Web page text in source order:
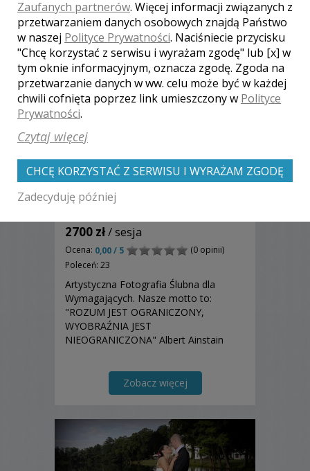
wymagających.
Andrzej - Koszalin
2700 zł/ sesja
Ocena: 0,00 / 5
(0 opinii)
Poleceń: 23
Artystyczna Fotografia Ślubna dla
Wymagających. Nasze motto to:
"ROZUM JEST OGRANICZONY,
WYOBRAŹNIA JEST
NIEOGRANICZONA" Albert Ainstain
Zobacz więcej
Zaufanych partnerów. Więcej informacji związanych z
przetwarzaniem danych osobowych znajdą Państwo
w naszej Polityce Prywatności. Naciśniecie przycisku
"Chcę korzystać z serwisu i wyrażam zgodę" lub [x] w
tym oknie informacyjnym, oznacza zgodę. Zgoda na
przetwarzanie danych w ww. celu może być w każdej
chwili cofnięta poprzez link umieszczony w Polityce
Prywatności.
Czytaj więcej
CHCĘ KORZYSTAĆ Z SERWISU I WYRAŻAM ZGODĘ
Zadecyduję później